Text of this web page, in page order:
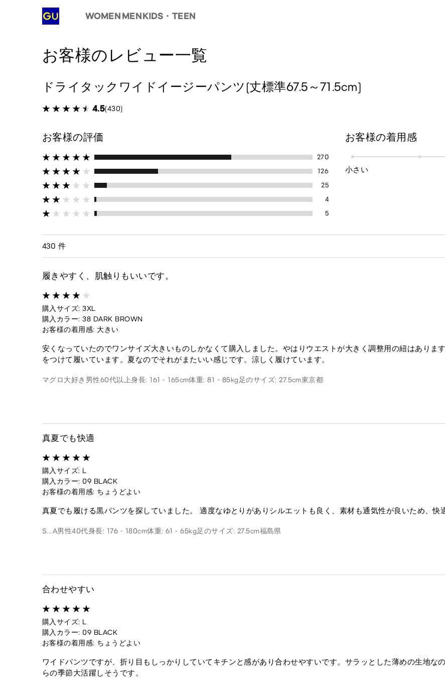
WOMEN MENKIDS・TEEN
お客様のレビュー一覧
ドライタックワイドイージーパンツ(丈標準67.5～71.5cm)
4.5(430)
お客様の評価
270
126
25
4
5
お客様の着用感
小さい
430 件
履きやすく、肌触りもいいです。
購入サイズ: 3XL
購入カラー: 38 DARK BROWN
お客様の着用感: 大きい
安くなっていたのでワンサイズ大きいものしかなくて購入しました。やはりウエストが大きく調整用の紐はありま
をつけて履いています。夏なのでそれがまたいい感じです。涼しく履けています。
マグロ大好き 男性60代以上身長: 161 - 165cm体重: 81 - 85kg足のサイズ: 27.5cm東京都
真夏でも快適
購入サイズ: L
購入カラー: 09 BLACK
お客様の着用感: ちょうどよい
真夏でも履ける黒パンツを探していました。 適度なゆとりがありシルエットも良く、素材も通気性が良いため、快
S...A男性40代身長: 176 - 180cm体重: 61 - 65kg足のサイズ: 27.5cm福島県
合わせやすい
購入サイズ: L
購入カラー: 09 BLACK
お客様の着用感: ちょうどよい
ワイドパンツですが、折り目もしっかりしていてキチンと感があり合わせやすいです。サラッとした薄めの生地な
らの季節大活躍しそうです。